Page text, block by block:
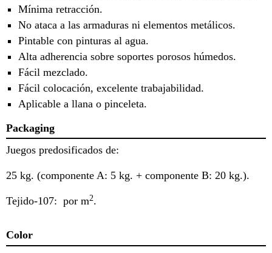
Mínima retracción.
No ataca a las armaduras ni elementos metálicos.
Pintable con pinturas al agua.
Alta adherencia sobre soportes porosos húmedos.
Fácil mezclado.
Fácil colocación, excelente trabajabilidad.
Aplicable a llana o pinceleta.
Packaging
Juegos predosificados de:
25 kg. (componente A: 5 kg. + componente B: 20 kg.).
Tejido-107: por m2.
Color